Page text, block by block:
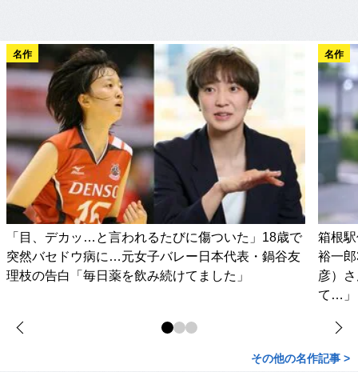
名作
「目、デカッ…と言われるたびに傷ついた」18歳で
突然バセドウ病に…元女子バレー日本代表・鍋谷友
理枝の告白「毎日薬を飲み続けてました」
名作
箱根
裕一
彦）
て…」
その他の名作記事 >